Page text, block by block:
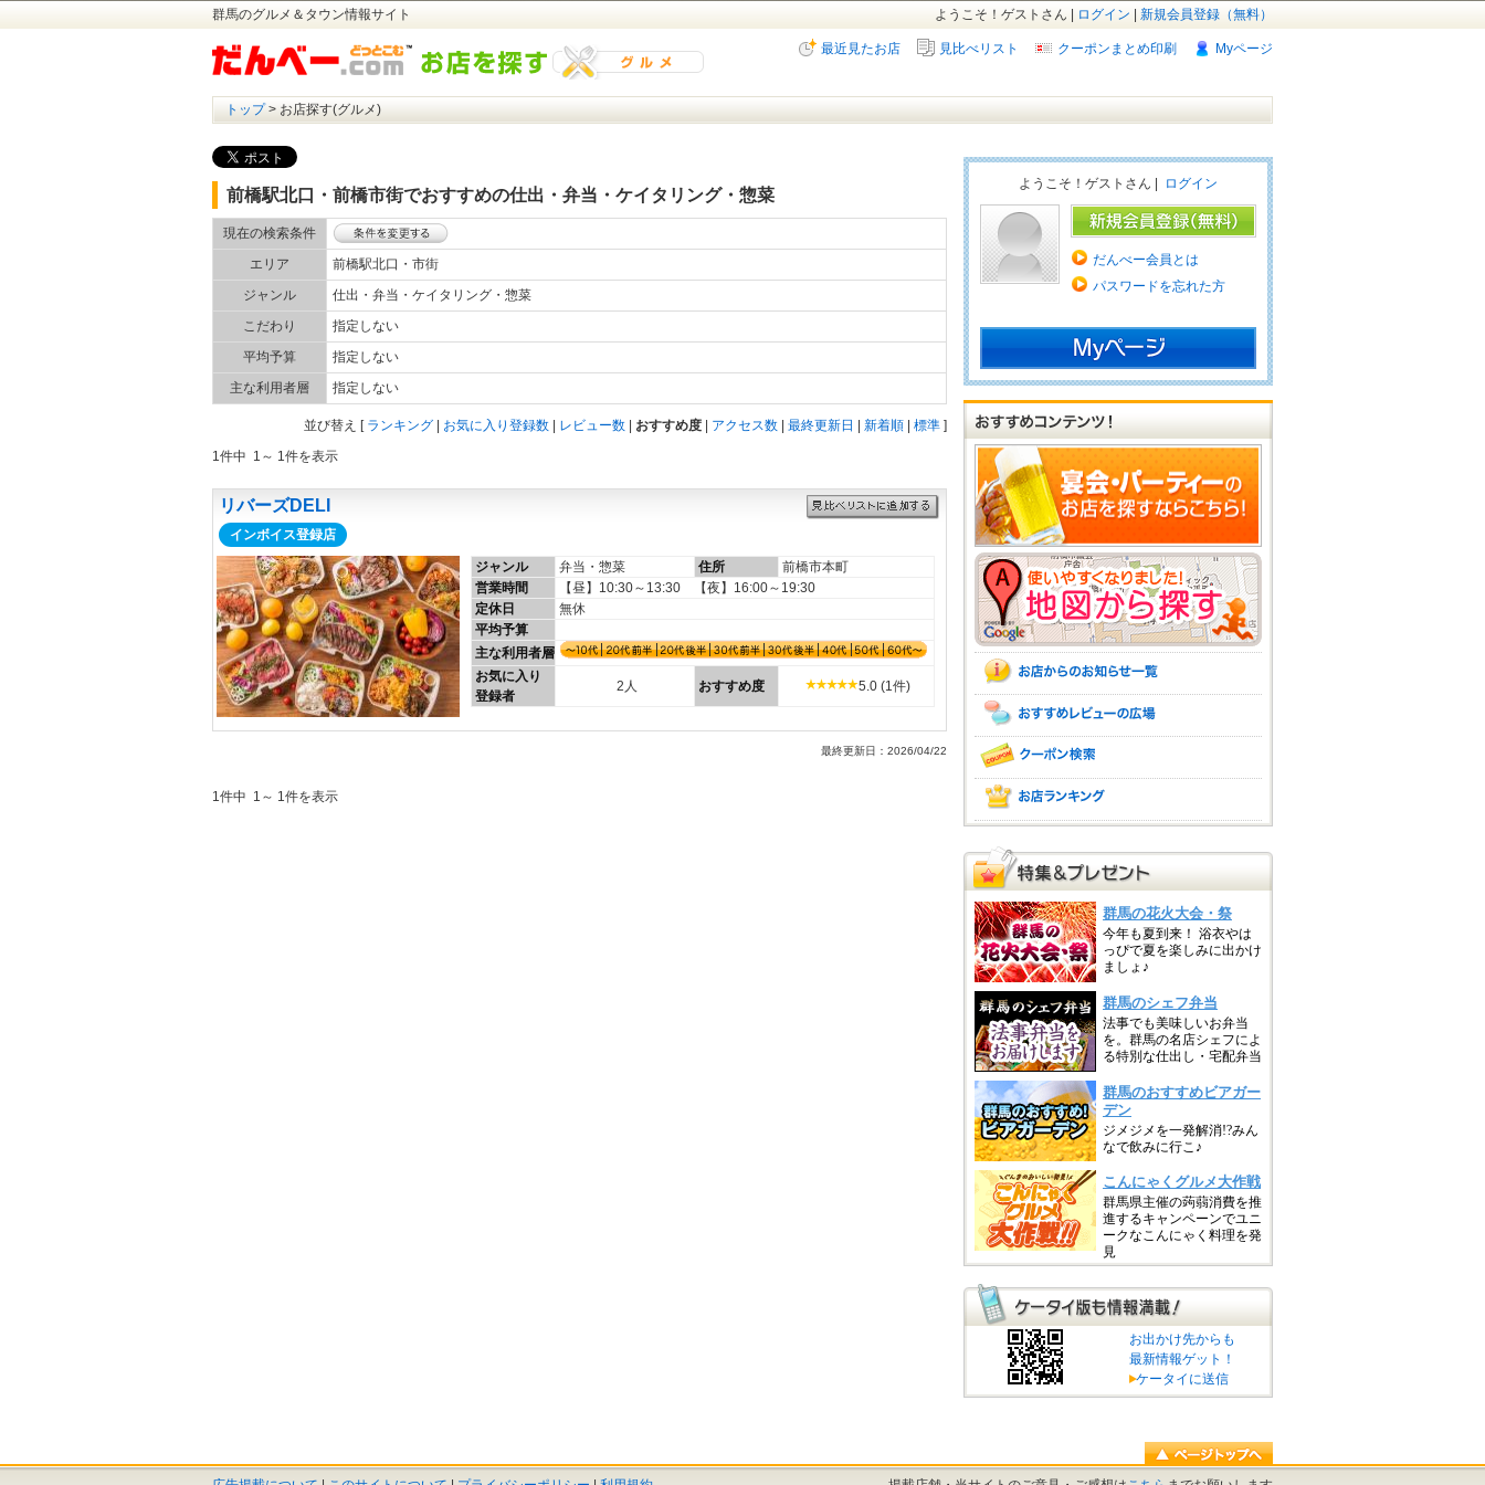
群馬のグルメ＆タウン情報サイト 新規会員登録（無料）
ログイン
ようこそ！ゲストさん |
Myページ
クーポンまとめ印刷
見比べリスト
最近見たお店
トップ> お店探す(グルメ)
前橋駅北口・前橋市街でおすすめの仕出・弁当・ケイタリング・惣菜
現在の検索条件
エリア
前橋駅北口・市街
ジャンル
仕出・弁当・ケイタリング・惣菜
こだわり
指定しない
平均予算
指定しない
主な利用者層
指定しない
]
標準
新着順
最終更新日
アクセス数
おすすめ度
レビュー数
お気に入り登録数
ランキング
[
並び替え
1件中 1～ 1件を表示
リバーズDELI
インボイス登録店
ジャンル 弁当・惣菜 住所
前橋市本町
営業時間
【昼】10:30～13:30 【夜】16:00～19:30
定休日
無休
平均予算
主な利用者層
お気に入り
登録者
2人 おすすめ度 5.0 (1件)
最終更新日：2026/04/22
1件中 1～ 1件を表示
ようこそ！ゲストさん | ログイン
だんべー会員とは
パスワードを忘れた方
お出かけ先からも
最新情報ゲット！
ケータイに送信